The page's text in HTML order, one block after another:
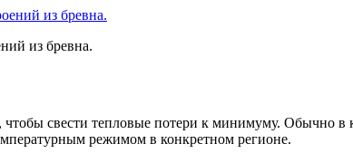
из бревна.
свести тепловые потери к минимуму. Обычно в
режимом в конкретном регионе.